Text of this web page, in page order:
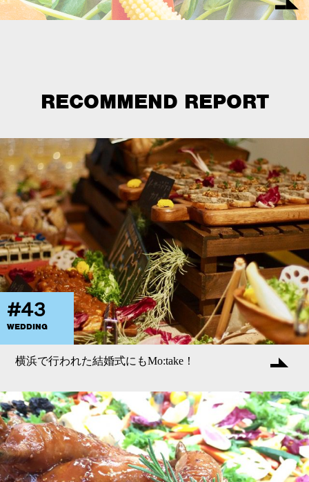
RECOMMEND REPORT
#43
WEDDING
横浜で行われた結婚式にもMo:take！